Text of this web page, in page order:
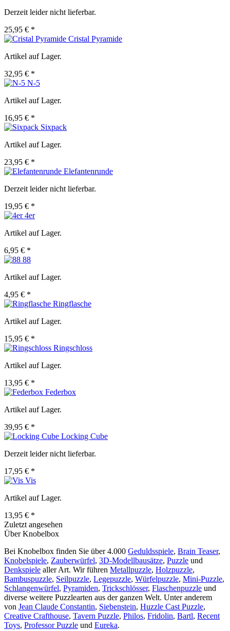
Derzeit leider nicht lieferbar.
25,95 € *
Cristal Pyramide
Artikel auf Lager.
32,95 € *
N-5
Artikel auf Lager.
16,95 € *
Sixpack
Artikel auf Lager.
23,95 € *
Elefantenrunde
Derzeit leider nicht lieferbar.
19,95 € *
4er
Artikel auf Lager.
6,95 € *
88
Artikel auf Lager.
4,95 € *
Ringflasche
Artikel auf Lager.
15,95 € *
Ringschloss
Artikel auf Lager.
13,95 € *
Federbox
Artikel auf Lager.
39,95 € *
Locking Cube
Derzeit leider nicht lieferbar.
17,95 € *
Vis
Artikel auf Lager.
13,95 € *
Zuletzt angesehen
Über Knobelbox
Bei Knobelbox finden Sie über 4.000 Geduldsspiele, Brain Teaser,
Knobelspiele, Zauberwürfel, 3D-Modellbausätze, Puzzle und
Denkspiele aller Art. Wir führen Metallpuzzle, Holzpuzzle,
Bambuspuzzle, Seilpuzzle, Legepuzzle, Würfelpuzzle, Mini-Puzzle,
Schlangenwürfel, Pyramiden, Trickschlösser, Flaschenpuzzle und
diverse weitere Puzzlearten aus der ganzen Welt. Unter anderem
von Jean Claude Constantin, Siebenstein, Huzzle Cast Puzzle,
Creative Crafthouse, Tavern Puzzle, Philos, Fridolin, Bartl, Recent
Toys, Professor Puzzle und Eureka.